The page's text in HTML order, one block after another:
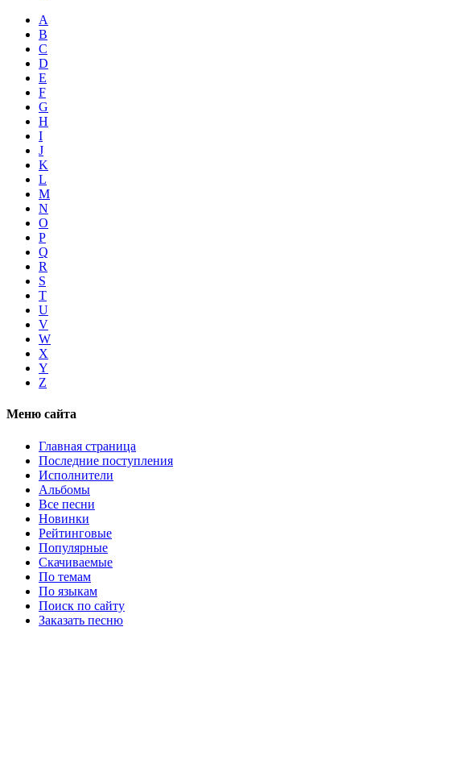
A
B
C
D
E
F
G
H
I
J
K
L
M
N
O
P
Q
R
S
T
U
V
W
X
Y
Z
Меню сайта
Главная страница
Последние поступления
Исполнители
Альбомы
Все песни
Новинки
Рейтинговые
Популярные
Скачиваемые
По темам
По языкам
Поиск по сайту
Заказать песню